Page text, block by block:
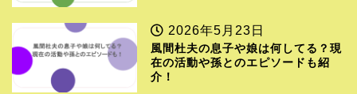
2026年5月23日
風間杜夫の息子や娘は何してる？現
在の活動や孫とのエピソードも紹
介！